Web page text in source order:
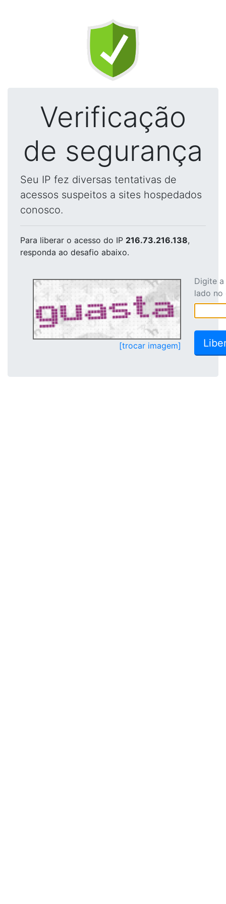
Verificação
de segurança
Seu IP fez diversas tentativas de
acessos suspeitos a sites hospedados
conosco.
Para liberar o acesso do IP 216.73.216.138,
responda ao desafio abaixo.
[trocar imagem]
Digite
lado no